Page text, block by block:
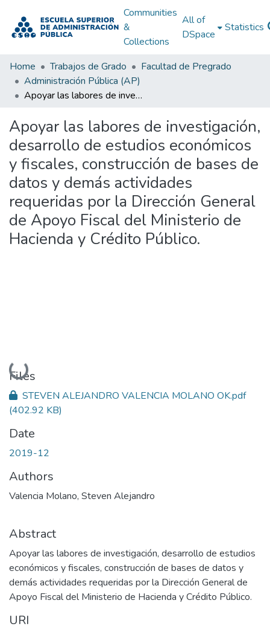
Communities
&
Collections
All of
DSpace
Statistics
Home Trabajos de Grado
Facultad de Pregrado
Administración Pública (AP)
Apoyar las labores de investigación, desarrollo de estudios económicos y fiscales, construcción de bases de datos y demás actividades requeridas por la Dirección General de Apoyo Fiscal del Ministerio de Hacienda y Crédito Público.
Apoyar las labores de investigación,
desarrollo de estudios económicos
y fiscales, construcción de bases de
datos y demás actividades
requeridas por la Dirección General
de Apoyo Fiscal del Ministerio de
Hacienda y Crédito Público.
Loading...
Files
STEVEN ALEJANDRO VALENCIA MOLANO OK.pdf
(402.92 KB)
Date
2019-12
Authors
Valencia Molano, Steven Alejandro
Abstract
Apoyar las labores de investigación, desarrollo de estudios
económicos y fiscales, construcción de bases de datos y
demás actividades requeridas por la Dirección General de
Apoyo Fiscal del Ministerio de Hacienda y Crédito Público.
URI